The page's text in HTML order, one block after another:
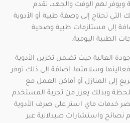
ويوفر لهم الوقت والجهد، تقدم
تحتاج إلى وصفة طبية أو الأدوية
إلى مستلزمات طبية وصحية
الطبية اليومية.
العالية حيث تضمن تخزين الأدوية
وسلامتها، إضافة إلى ذلك توفر
إلى المنازل أو أماكن العمل مع
وبذلك يعزز من تجربة المستخدم
خدمات ماي استر على صرف الأدوية
واستشارات صيدلانية عبر